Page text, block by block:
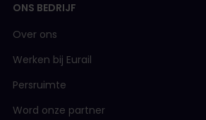
ONS BEDRIJF
Over ons
Werken bij Eurail
Persruimte
Word onze partner